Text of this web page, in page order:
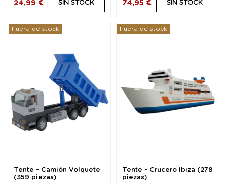
24,99 € SIN STOCK 74,95 € SIN STOCK
Fuera de stock
Tente - Camión Volquete
(359 piezas)
Fuera de stock
Tente - Crucero Ibiza (278
piezas)